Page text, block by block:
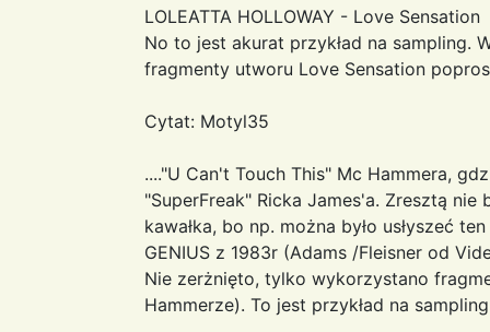
LOLEATTA HOLLOWAY - Love Sensation
No to jest akurat przykład na sampling.
fragmenty utworu Love Sensation
Cytat: Motyl35
...."U Can't Touch This" Mc Hammera,
"SuperFreak" Ricka James'a. Zresztą
kawałka, bo np. można było usłyszeć
GENIUS z 1983r (Adams /Fleisner od
Nie zerżnięto, tylko wykorzystano
Hammerze). To jest przykład na